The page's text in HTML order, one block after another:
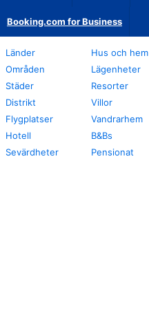
Booking.com for Business
Länder
Områden
Städer
Distrikt
Flygplatser
Hotell
Sevärdheter
Hus och hem
Lägenheter
Resorter
Villor
Vandrarhem
B&Bs
Pensionat